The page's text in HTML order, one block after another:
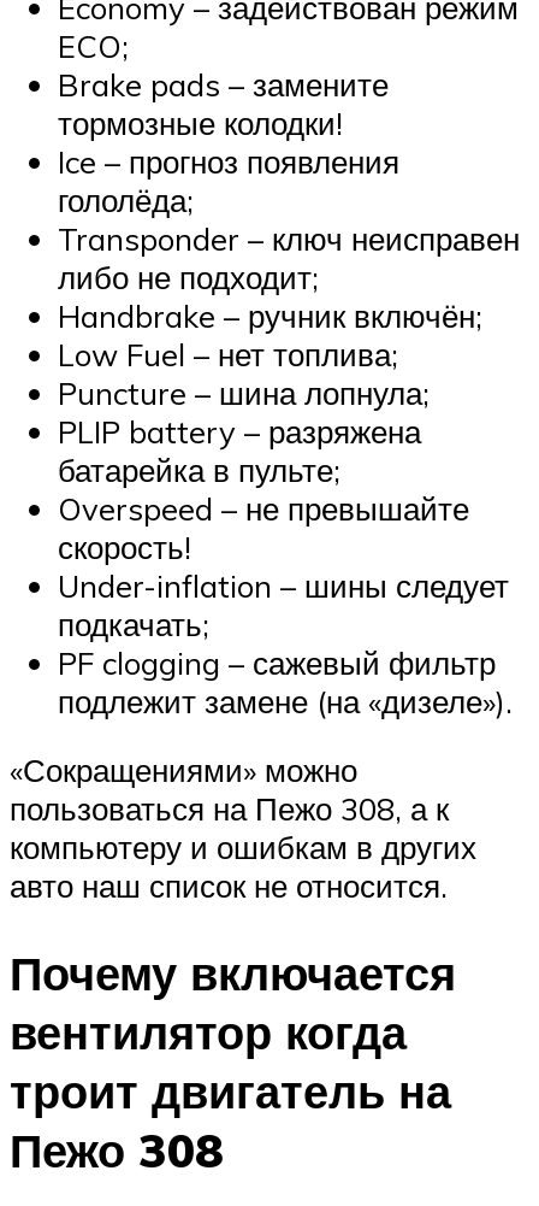
Меню
ECO;
Brake pads – замените
тормозные колодки!
Ice – прогноз появления
гололёда;
Transponder – ключ неисправен
либо не подходит;
Handbrake – ручник включён;
Low Fuel – нет топлива;
Puncture – шина лопнула;
PLIP battery – разряжена
батарейка в пульте;
Overspeed – не превышайте
скорость!
Under-inflation – шины следует
подкачать;
PF clogging – сажевый фильтр
подлежит замене (на «дизеле»).
«Сокращениями» можно
пользоваться на Пежо 308, а к
компьютеру и ошибкам в других
авто наш список не относится.
Почему включается
вентилятор когда
троит двигатель на
Пежо 308